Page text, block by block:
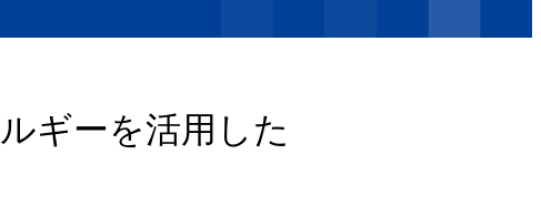
ギーを活用した